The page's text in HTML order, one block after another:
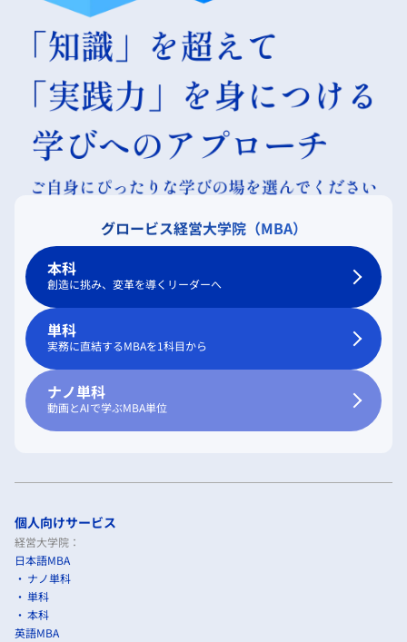
グロービス経営大学院（MBA）
本科
創造に挑み、変革を導くリーダーへ
単科
実務に直結するMBAを1科目から
ナノ単科
動画とAIで学ぶMBA単位
個人向けサービス
経営大学院：
日本語MBA
ナノ単科
単科
本科
英語MBA